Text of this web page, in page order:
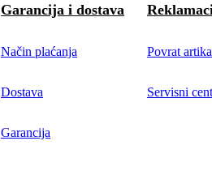
Garancija i dostava
Način plaćanja
Dostava
Garancija
Povrat
Servisni